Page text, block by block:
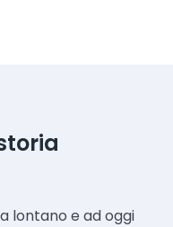
lontano e ad oggi